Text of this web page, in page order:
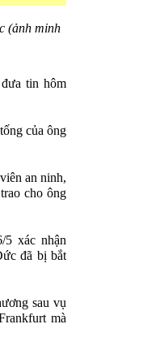
(ảnh minh
tin hôm
của ông
an ninh,
cho ông
xác nhận
đã bị bắt
sau vụ
mà